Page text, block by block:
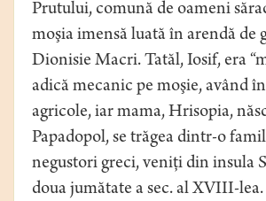
Prutului, comună de oameni
moşia imensă luată în arendă de
Dionisie Macri. Tatăl, Iosif, era
adică mecanic pe moşie, având
agricole, iar mama, Hrisopia,
Papadopol, se trăgea dintr-o
negustori greci, veniţi din insula
doua jumătate a sec. al XVIII-